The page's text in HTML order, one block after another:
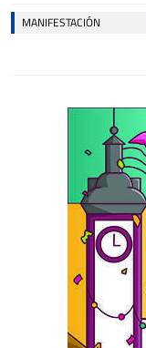
MANIFESTACIÓN